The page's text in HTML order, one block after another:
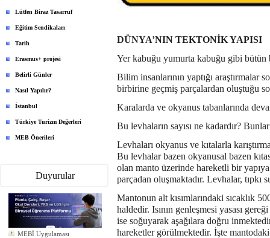
Lütfen Biraz Tasarruf
Eğitim Sendikaları
Tarih
Erasmus+ projesi
Belirli Günler
Nasıl Yapılır?
İstanbul
Türkiye Turizm Değerleri
MEB Önerileri
Duyurular
MEBİ Uygulaması
DÜNYA’NIN TEKTONİK YAPISI
Yer kabuğu yumurta kabuğu gibi bütün
Bilim insanlarının yaptığı araştırmalar
birbirine geçmiş parçalardan oluştuğu
Karalarda ve okyanus tabanlarında
Bu levhaların sayısı ne kadardır?
Levhaları okyanus ve kıtalarla
Bu levhalar bazen okyanusal bazen
olan manto üzerinde hareketli bir
parçadan oluşmaktadır. Levhalar,
Mantonun alt kısımlarındaki sıcaklık
haldedir. Isının genleşmesi yasası
ise soğuyarak aşağılara doğru
hareketler görülmektedir. İşte